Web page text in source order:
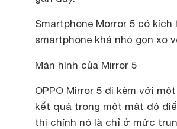
Smartphone Morror 5 có
smartphone khá nhỏ gọn xo
Màn hình của Mirror 5
OPPO Mirror 5 đi kèm với
kết quả trong một mật độ
thị chính nó là chỉ ở mức